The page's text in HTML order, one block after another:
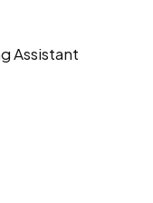
Assistant